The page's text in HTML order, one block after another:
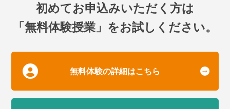
初めてお申込みいただく方は
「無料体験授業」をお試しください。
無料体験の詳細はこちら